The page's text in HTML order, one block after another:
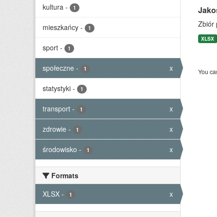
kultura - 1
mieszkańcy - 1
sport - 1
społeczne - 1 x
statystyki - 1
transport - 1 x
zdrowie - 1 x
środowisko - 1 x
Formats
XLSX - 1 x
Zbiór
XLSX
You